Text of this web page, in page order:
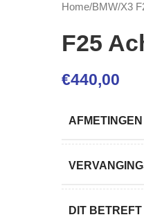
Home/BMW/X3
F25
€440,00
AFMETINGEN
DIT